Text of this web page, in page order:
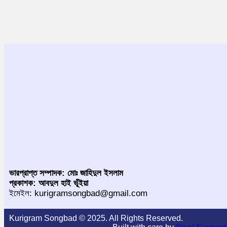
ভারপ্রাপ্ত সম্পাদক: মোঃ জাহিদুল ইসলাম
প্রকাশক: আবদুল হাই ভূঁইয়া
ইমেইল: kurigramsongbad@gmail.com
Kurigram Songbad © 2025. All Rights Reserved.